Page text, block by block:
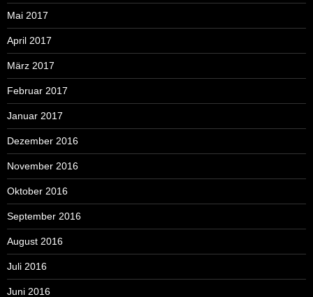
Mai 2017
April 2017
März 2017
Februar 2017
Januar 2017
Dezember 2016
November 2016
Oktober 2016
September 2016
August 2016
Juli 2016
Juni 2016